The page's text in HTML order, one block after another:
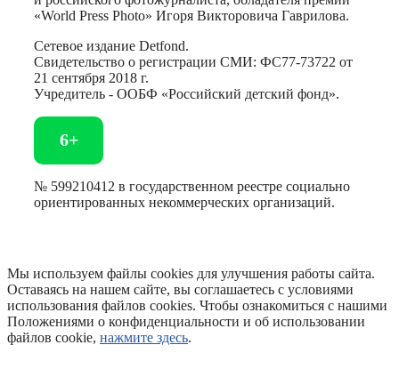
«World Press Photo» Игоря Викторовича Гаврилова.
Сетевое издание Detfond.
Свидетельство о регистрации СМИ: ФС77-73722 от
21 сентября 2018 г.
Учредитель - ООБФ «Российский детский фонд».
6+
№ 599210412 в государственном реестре социально
ориентированных некоммерческих организаций.
Мы используем файлы cookies для улучшения работы сайта.
Оставаясь на нашем сайте, вы соглашаетесь с условиями
использования файлов cookies. Чтобы ознакомиться с нашими
Положениями о конфиденциальности и об использовании
файлов cookie, нажмите здесь.